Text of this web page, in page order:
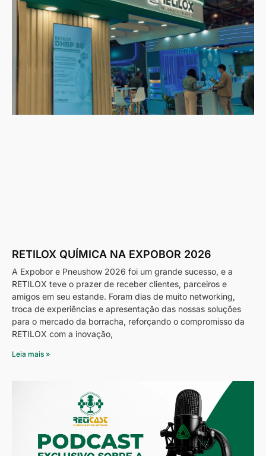
RETILOX QUÍMICA NA EXPOBOR 2026
A Expobor e Pneushow 2026 foi um grande sucesso, e a
RETILOX teve o prazer de receber clientes, parceiros e
amigos em seu estande. Foram dias de muito networking,
troca de experiências e apresentação das nossas soluções
para o mercado da borracha, reforçando o compromisso da
RETILOX com a inovação,
Leia mais »